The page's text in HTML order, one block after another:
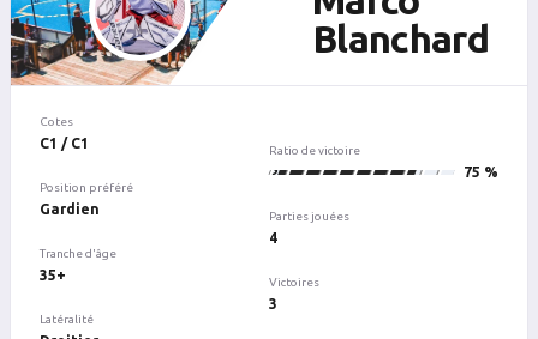
Blanchard
Cotes
C1 / C1
Position préféré
Gardien
Tranche d'âge
35+
Latéralité
Ratio de victoire
3 75 %
Parties jouées
4
Victoires
3